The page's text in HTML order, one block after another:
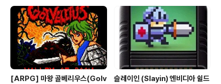
폰 테이크HD Android Emul G
ame)
[ARPG] 마왕 골베리우스(Golv
슬레이인 (Slayin) 엔비디아 쉴드